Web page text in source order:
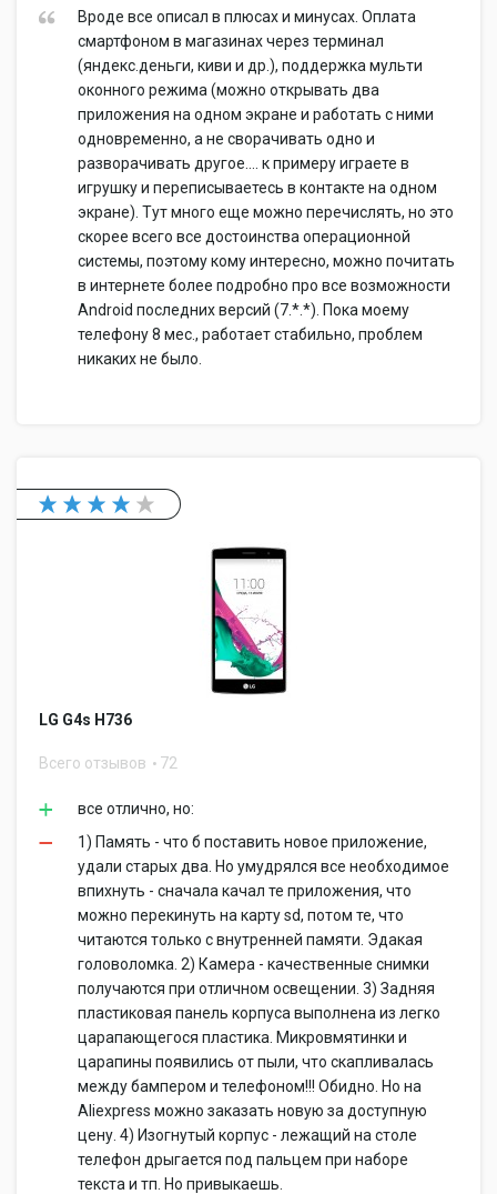
Вроде все описал в плюсах и минусах. Оплата
смартфоном в магазинах через терминал
(яндекс.деньги, киви и др.), поддержка мульти
оконного режима (можно открывать два
приложения на одном экране и работать с ними
одновременно, а не сворачивать одно и
разворачивать другое.... к примеру играете в
игрушку и переписываетесь в контакте на одном
экране). Тут много еще можно перечислять, но это
скорее всего все достоинства операционной
системы, поэтому кому интересно, можно почитать
в интернете более подробно про все возможности
Android последних версий (7.*.*). Пока моему
телефону 8 мес., работает стабильно, проблем
никаких не было.
LG G4s H736
Всего отзывов 72
все отлично, но:
1) Память - что б поставить новое приложение,
удали старых два. Но умудрялся все необходимое
впихнуть - сначала качал те приложения, что
можно перекинуть на карту sd, потом те, что
читаются только с внутренней памяти. Эдакая
головоломка. 2) Камера - качественные снимки
получаются при отличном освещении. 3) Задняя
пластиковая панель корпуса выполнена из легко
царапающегося пластика. Микровмятинки и
царапины появились от пыли, что скапливалась
между бампером и телефоном!!! Обидно. Но на
Aliexpress можно заказать новую за доступную
цену. 4) Изогнутый корпус - лежащий на столе
телефон дрыгается под пальцем при наборе
текста и тп. Но привыкаешь.